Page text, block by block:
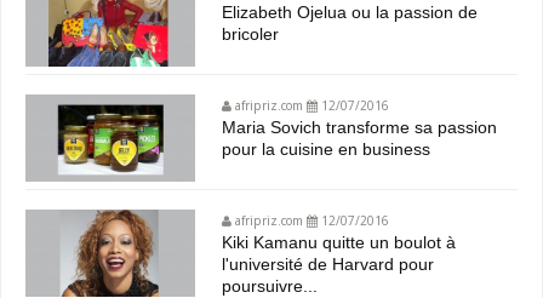
Elizabeth Ojelua ou la passion de
bricoler
afripriz.com 12/07/2016
Maria Sovich transforme sa passion
pour la cuisine en business
afripriz.com 12/07/2016
Kiki Kamanu quitte un boulot à
l'université de Harvard pour
poursuivre...